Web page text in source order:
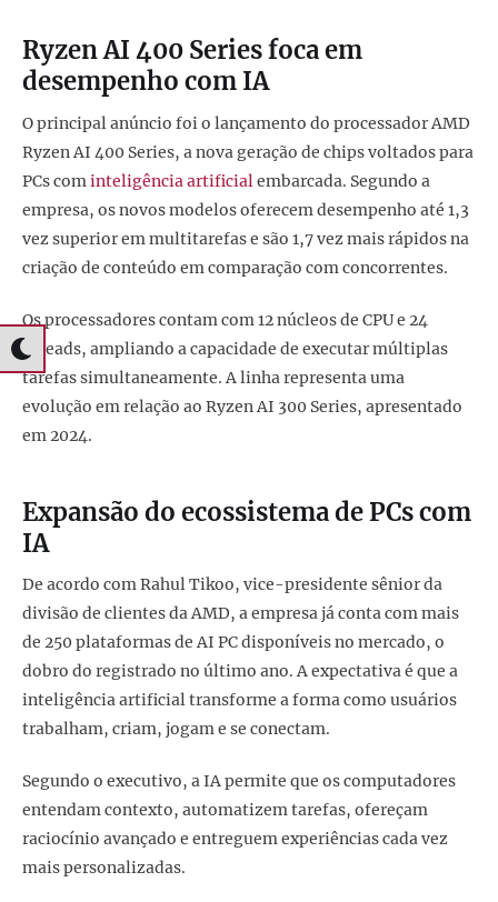
Ryzen AI 400 Series foca em
desempenho com IA
O principal anúncio foi o lançamento do processador AMD
Ryzen AI 400 Series, a nova geração de chips voltados para
PCs cominteligência artificialembarcada. Segundo a
empresa, os novos modelos oferecem desempenho até 1,3
vez superior em multitarefas e são 1,7 vez mais rápidos na
criação de conteúdo em comparação com concorrentes.
Os processadores contam com 12 núcleos de CPU e 24
threads, ampliando a capacidade de executar múltiplas
tarefas simultaneamente. A linha representa uma
evolução em relação ao Ryzen AI 300 Series, apresentado
em 2024.
Expansão do ecossistema de PCs com
IA
De acordo com Rahul Tikoo, vice-presidente sênior da
divisão de clientes da AMD, a empresa já conta com mais
de 250 plataformas de AI PC disponíveis no mercado, o
dobro do registrado no último ano. A expectativa é que a
inteligência artificial transforme a forma como usuários
trabalham, criam, jogam e se conectam.
Segundo o executivo, a IA permite que os computadores
entendam contexto, automatizem tarefas, ofereçam
raciocínio avançado e entreguem experiências cada vez
mais personalizadas.